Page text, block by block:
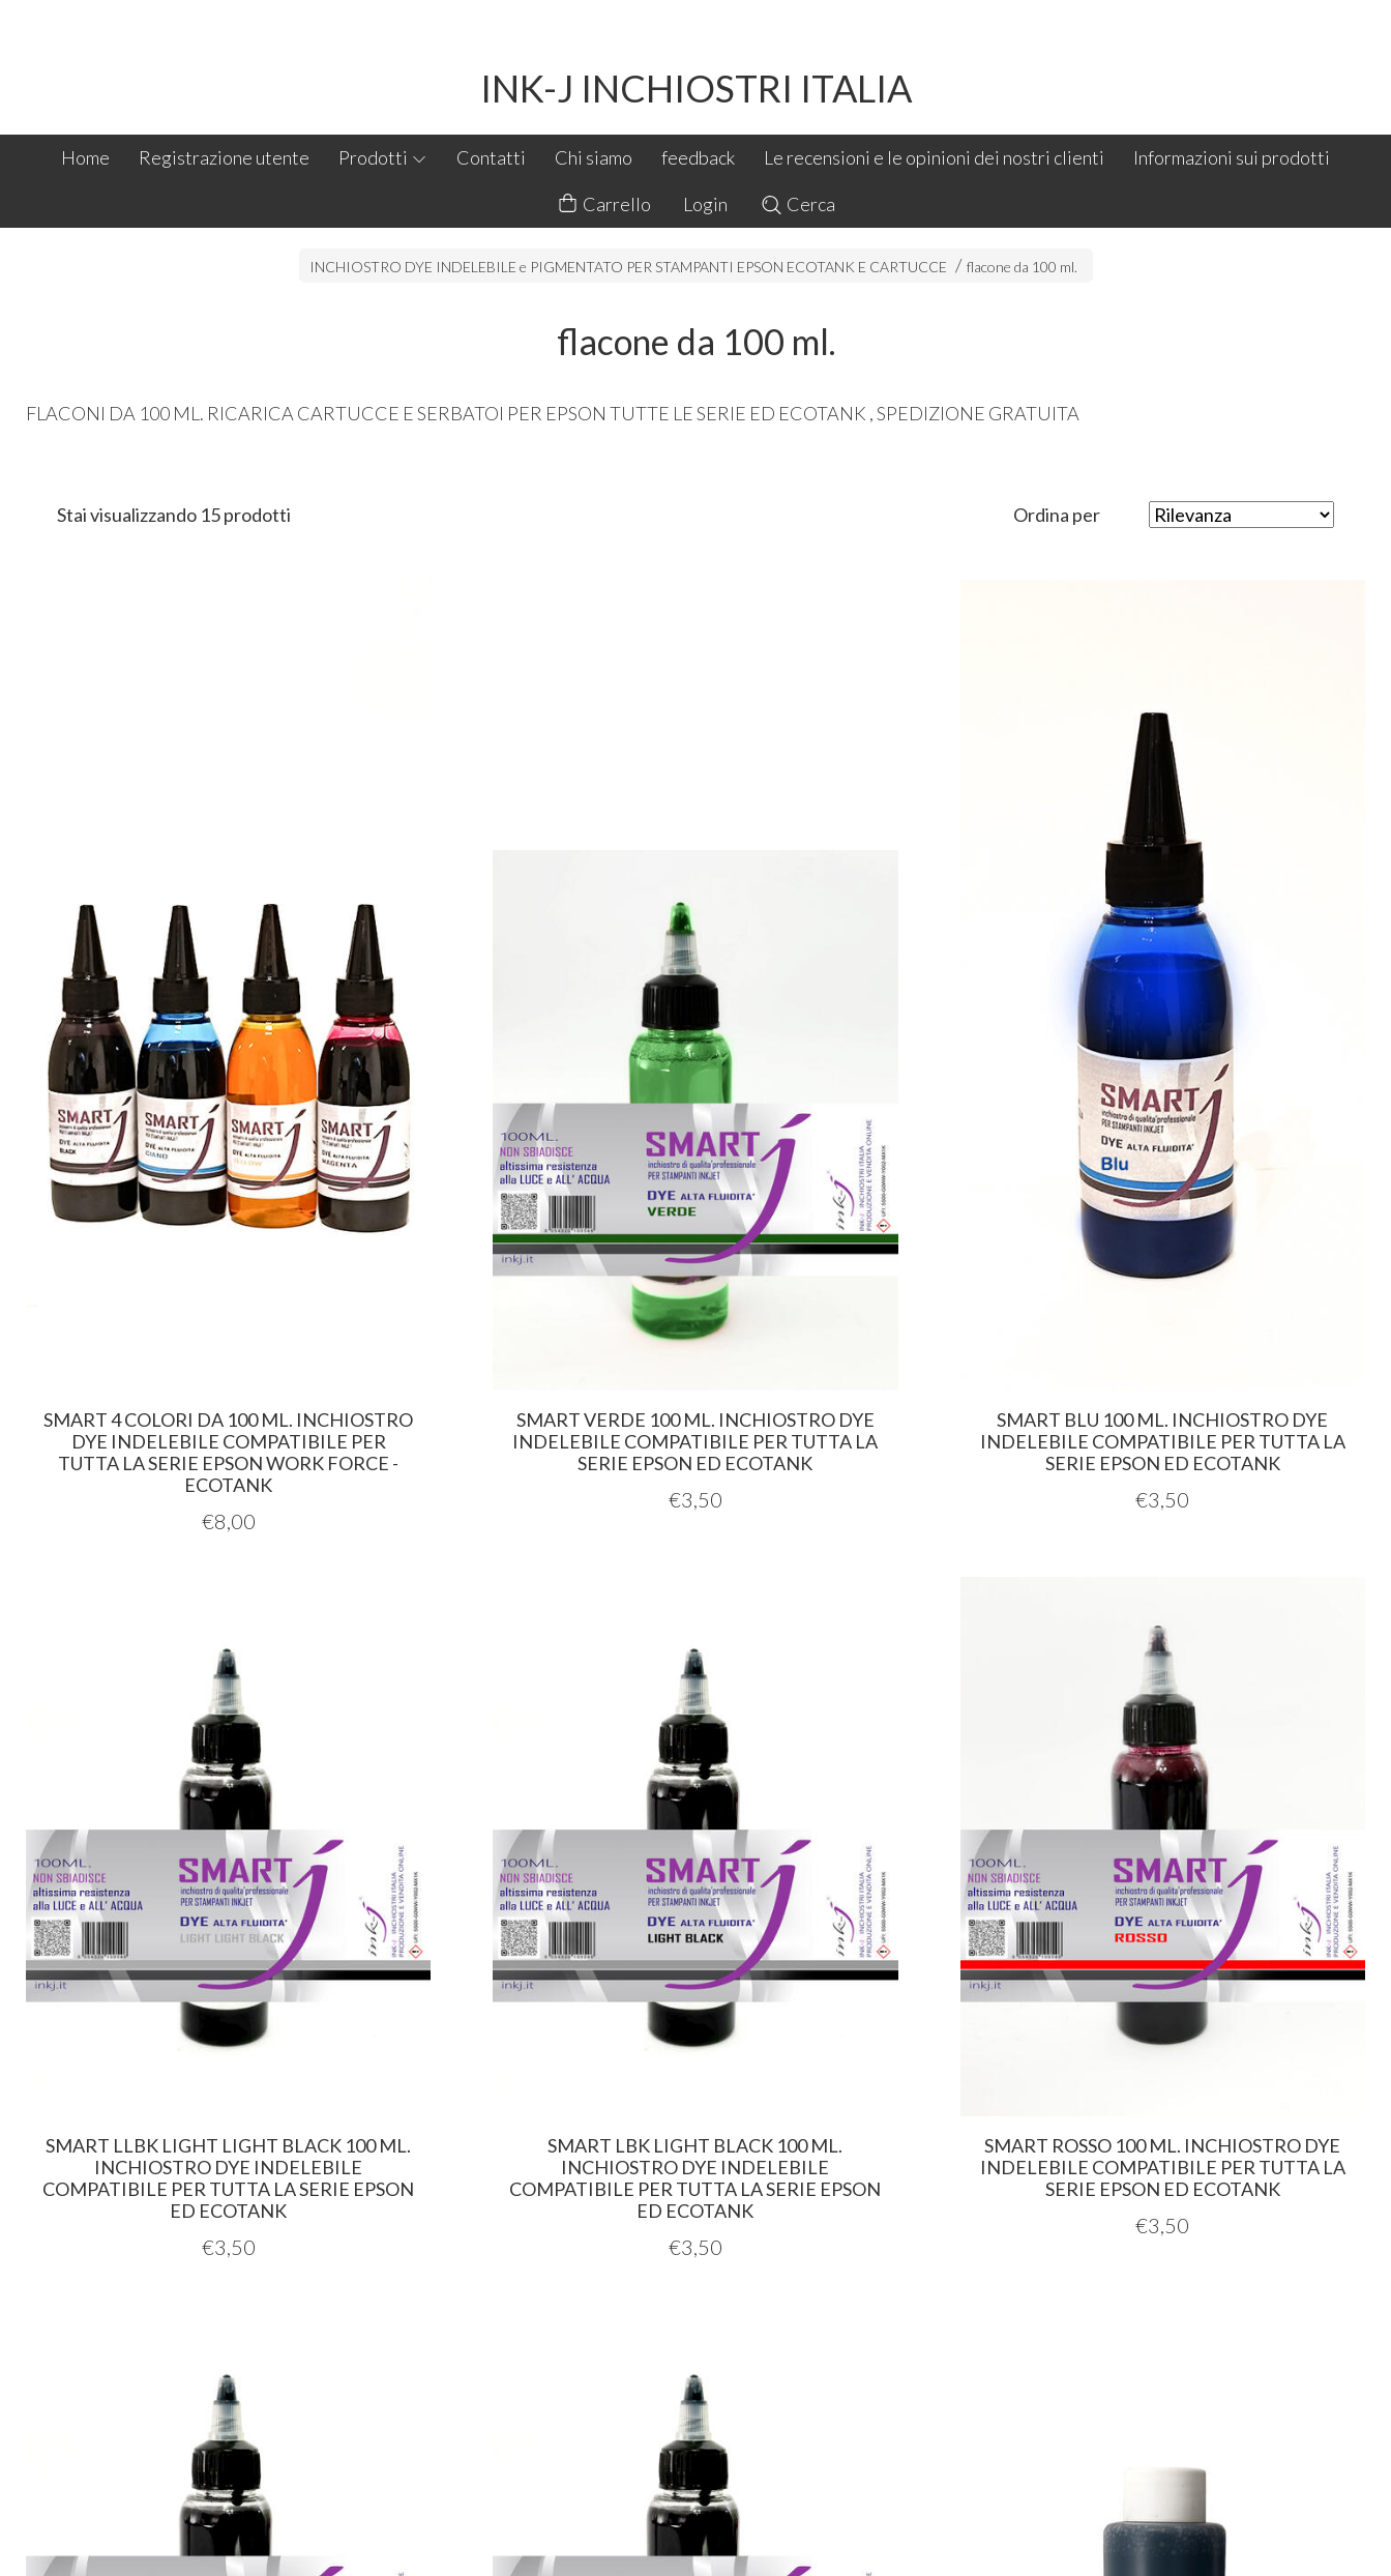
INK-J INCHIOSTRI ITALIA
Home Registrazione utente Prodotti Contatti Chi siamo feedback Le recensioni e le opinioni dei nostri clienti Informazioni sui prodotti
Carrello Login Cerca
INCHIOSTRO DYE INDELEBILE e PIGMENTATO PER STAMPANTI EPSON ECOTANK E CARTUCCE flacone da 100 ml.
flacone da 100 ml.
FLACONI DA 100 ML. RICARICA CARTUCCE E SERBATOI PER EPSON TUTTE LE SERIE ED ECOTANK , SPEDIZIONE GRATUITA
Stai visualizzando 15 prodotti Ordina per
SMART 4 COLORI DA 100 ML. INCHIOSTRO
DYE INDELEBILE COMPATIBILE PER
TUTTA LA SERIE EPSON WORK FORCE -
ECOTANK
€8,00
SMART VERDE 100 ML. INCHIOSTRO DYE
INDELEBILE COMPATIBILE PER TUTTA LA
SERIE EPSON ED ECOTANK
€3,50
SMART BLU 100 ML. INCHIOSTRO DYE
INDELEBILE COMPATIBILE PER TUTTA LA
SERIE EPSON ED ECOTANK
€3,50
SMART LLBK LIGHT LIGHT BLACK 100 ML.
INCHIOSTRO DYE INDELEBILE
COMPATIBILE PER TUTTA LA SERIE EPSON
ED ECOTANK
€3,50
SMART LBK LIGHT BLACK 100 ML.
INCHIOSTRO DYE INDELEBILE
COMPATIBILE PER TUTTA LA SERIE EPSON
ED ECOTANK
€3,50
SMART ROSSO 100 ML. INCHIOSTRO DYE
INDELEBILE COMPATIBILE PER TUTTA LA
SERIE EPSON ED ECOTANK
€3,50